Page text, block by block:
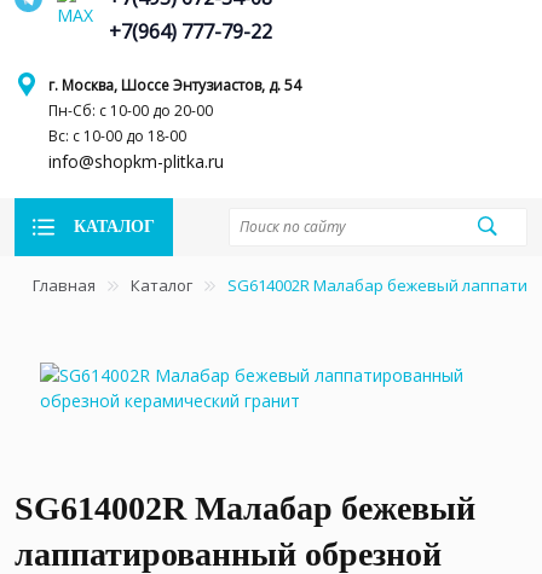
г. Москва, Шоссе Энтузиастов, д. 54
Пн-Сб: с 10-00 до 20-00
Вс: с 10-00 до 18-00
info@shopkm-plitka.ru
+7(964) 777-79-22
КАТАЛОГ
Главная Каталог SG614002R Малабар бежевый
SG614002R Малабар бежевый
лаппатированный обрезной